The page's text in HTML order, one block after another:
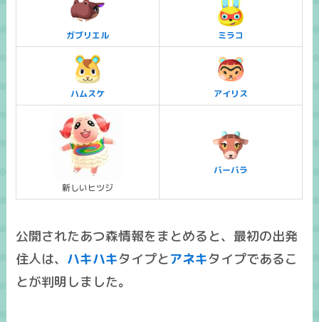
ガブリエル ミラコ
ハムスケ アイリス
新しいヒツジ
バーバラ
公開されたあつ森情報をまとめると、最初の出発
住人は、 ハキハキタイプとアネキタイプであるこ
とが判明しました。